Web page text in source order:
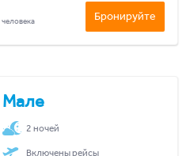
Бронируйте
Мале
2 ночей
Включены рейсы